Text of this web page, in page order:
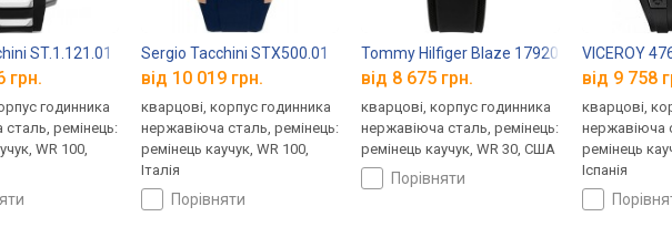
ST.1.121.01
грн.
годинника
ремінець:
WR 100,
Sergio Tacchini STX500.01
від 10 019 грн.
кварцові, корпус годинника
нержавіюча сталь, ремінець:
ремінець каучук, WR 100,
Італія
порівняти
Tommy Hilfiger Blaze 1792028
від 8 675 грн.
кварцові, корпус годинника
нержавіюча сталь, ремінець:
ремінець каучук, WR 30, США
порівняти
VICEROY
від 9 758
кварцові,
нержавіюча
ремінець
Іспанія